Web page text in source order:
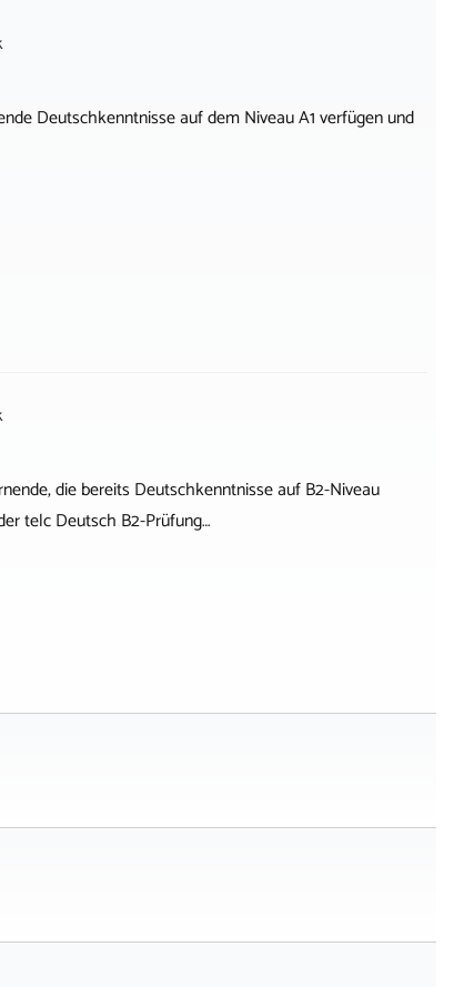
Deutschkenntnisse auf dem Niveau A1 verfügen und
die bereits Deutschkenntnisse auf B2-Niveau
telc Deutsch B2-Prüfung…